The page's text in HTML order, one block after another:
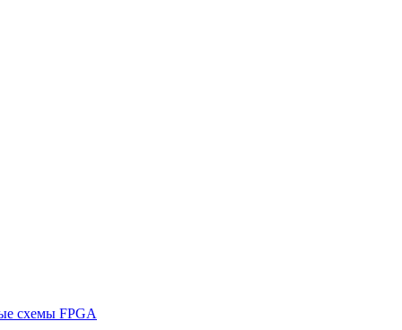
схемы FPGA